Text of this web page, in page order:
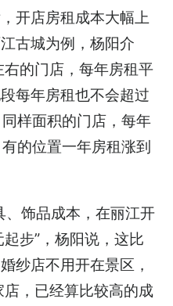
开店房租成本大幅上
古城为例，杨阳介
的门店，每年房租平
每年房租也不会超过
样面积的门店，每年
的位置一年房租涨到
、饰品成本，在丽江开
步”，杨阳说，这比
纱店不用开在景区，
，已经算比较高的成